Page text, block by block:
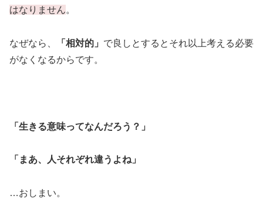
はなりません。
なぜなら、 「相対的」 で良しとするとそれ以上考える必要
がなくなるからです。
「生きる意味ってなんだろう？」
「まあ、人それぞれ違うよね」
…おしまい。